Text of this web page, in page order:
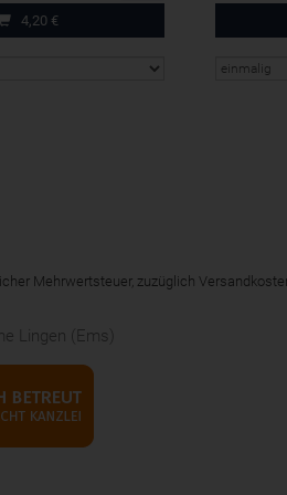
4,20 €
Mehrwertsteuer, zuzüglich
Lingen (Ems)